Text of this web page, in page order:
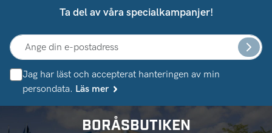
Ta del av våra specialkampanjer!
Jag har läst och accepterat hanteringen av min
persondata. Läs mer
BORÅSBUTIKEN